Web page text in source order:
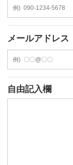
メールアドレス
自由記入欄